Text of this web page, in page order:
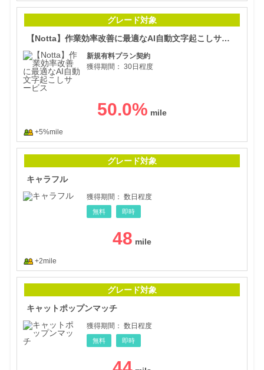
グレード対象
【Notta】作業効率改善に最適なAI自動文字起こしサービス
新規有料プラン契約
獲得期間： 30日程度
50.0%
+5%mile
グレード対象
キャラフル
獲得期間： 数日程度
無料 即時
48
+2mile
グレード対象
キャットポップンマッチ
獲得期間： 数日程度
無料 即時